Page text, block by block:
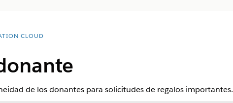
CLOUD
de los donantes para solicitudes de regalos importantes.